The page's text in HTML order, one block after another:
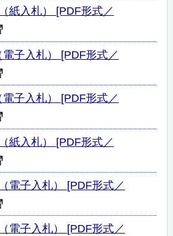
紙入札） [PDF形式／
子入札） [PDF形式／
子入札） [PDF形式／
紙入札） [PDF形式／
電子入札） [PDF形式／
電子入札） [PDF形式／